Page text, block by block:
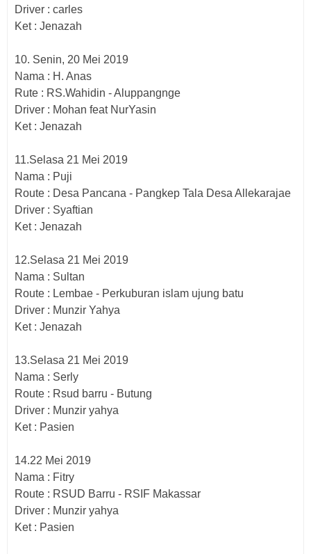
Driver : carles
Ket : Jenazah
10. Senin, 20 Mei 2019
Nama : H. Anas
Rute : RS.Wahidin - Aluppangnge
Driver : Mohan feat NurYasin
Ket : Jenazah
11.Selasa 21 Mei 2019
Nama : Puji
Route : Desa Pancana - Pangkep Tala Desa Allekarajae
Driver : Syaftian
Ket : Jenazah
12.Selasa 21 Mei 2019
Nama : Sultan
Route : Lembae - Perkuburan islam ujung batu
Driver : Munzir Yahya
Ket : Jenazah
13.Selasa 21 Mei 2019
Nama : Serly
Route : Rsud barru - Butung
Driver : Munzir yahya
Ket : Pasien
14.22 Mei 2019
Nama : Fitry
Route : RSUD Barru - RSIF Makassar
Driver : Munzir yahya
Ket : Pasien